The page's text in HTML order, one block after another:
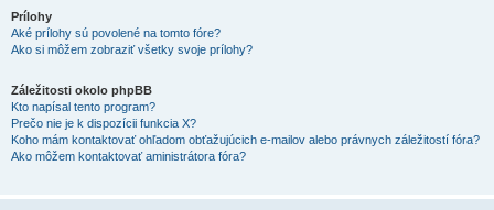
Prílohy
Aké prílohy sú povolené na tomto fóre?
Ako si môžem zobraziť všetky svoje prílohy?
Záležitosti okolo phpBB
Kto napísal tento program?
Prečo nie je k dispozícii funkcia X?
Koho mám kontaktovať ohľadom obťažujúcich e-mailov alebo právnych záležitostí fóra?
Ako môžem kontaktovať aministrátora fóra?